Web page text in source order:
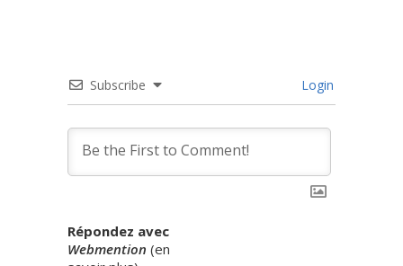
Subscribe Login
Répondez avec
Webmention (en